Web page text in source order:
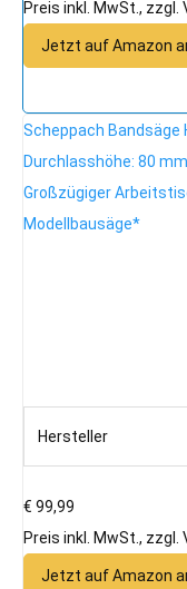
Preis inkl. MwSt.,
Jetzt auf Amazon
Scheppach Bandsäge
Durchlasshöhe: 80
Großzügiger
Modellbausäge*
Hersteller
€ 99,99
Preis inkl. MwSt.,
Jetzt auf Amazon